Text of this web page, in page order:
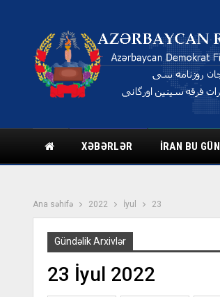
XƏBƏRLƏR İRAN BU GÜN
Ana səhifə 2022 İyul 23
Gündəlik Arxivlər
23 İyul 2022